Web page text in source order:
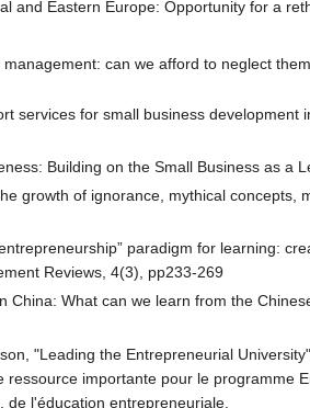
and Eastern Europe: Opportunity for a
can we afford to neglect
services for small business
Building on the Small Business as
growth of ignorance, mythical
paradigm for learning:
Reviews, 4(3), pp233-269
China: What can we learn from the
"Leading the Entrepreneurial
importante pour le programme
l'éducation entrepreneuriale.